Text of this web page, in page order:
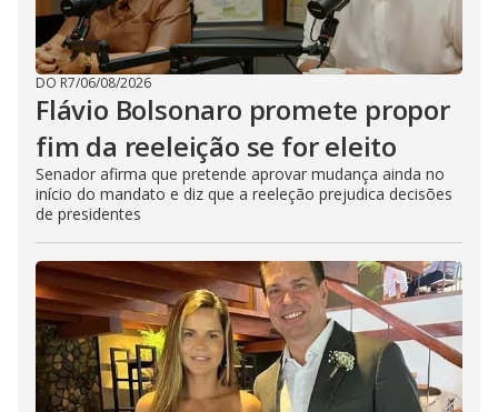
DO R7/06/08/2026
Flávio Bolsonaro promete propor
fim da reeleição se for eleito
Senador afirma que pretende aprovar mudança ainda no
início do mandato e diz que a reeleção prejudica decisões
de presidentes